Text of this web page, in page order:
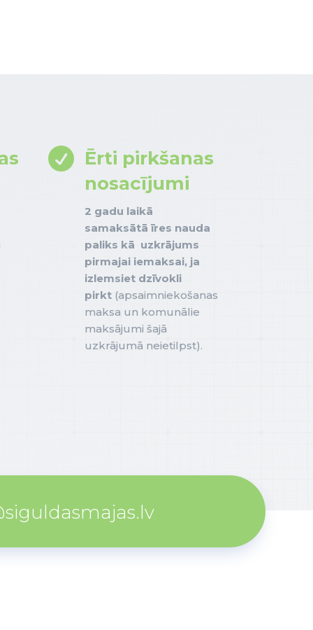
 Ērti pirkšanas
nosacījumi
2 gadu laikā
samaksātā īres nauda
paliks kā uzkrājums
pirmajai iemaksai, ja
izlemsiet dzīvokli
pirkt (apsaimniekošanas
maksa un komunālie
maksājumi šajā
uzkrājumā neietilpst).